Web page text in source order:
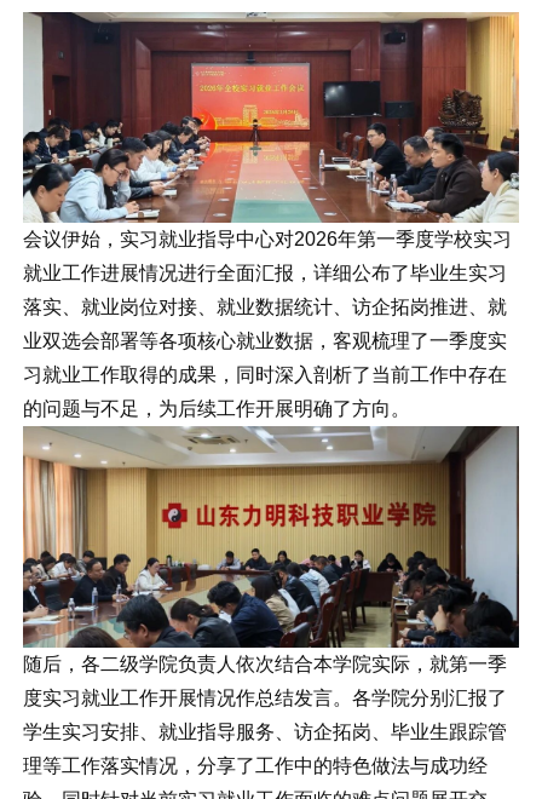
会议伊始，实习就业指导中心对2026年第一季度学校实习
就业工作进展情况进行全面汇报，详细公布了毕业生实习
落实、就业岗位对接、就业数据统计、访企拓岗推进、就
业双选会部署等各项核心就业数据，客观梳理了一季度实
习就业工作取得的成果，同时深入剖析了当前工作中存在
的问题与不足，为后续工作开展明确了方向。
随后，各二级学院负责人依次结合本学院实际，就第一季
度实习就业工作开展情况作总结发言。各学院分别汇报了
学生实习安排、就业指导服务、访企拓岗、毕业生跟踪管
理等工作落实情况，分享了工作中的特色做法与成功经